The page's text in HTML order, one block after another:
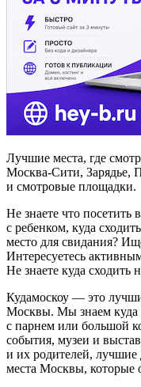
Лучшие места, где
Москва-Сити, Зарядье,
и смотровые площадки.
Не знаете что посетить
с ребенком, куда
место для свидания?
Интересуетесь
Не знаете куда сходить
Кудамоскоу — это
Москвы. Мы знаем куда
с парнем или большой
события, музеи и
и их родителей, лучшие
места Москвы, которые